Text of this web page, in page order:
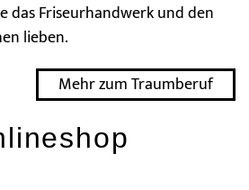
das Friseurhandwerk und den
lieben.
Mehr zum Traumberuf